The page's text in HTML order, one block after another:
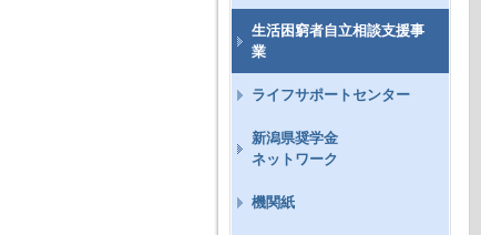
生活困窮者自立相談支援事
業
ライフサポートセンター
新潟県奨学金
ネットワーク
機関紙